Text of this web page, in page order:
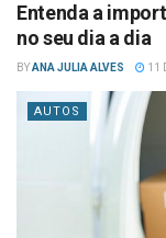
Entenda a
no seu dia a dia
BYANA JULIA ALVES 11
AUTOS